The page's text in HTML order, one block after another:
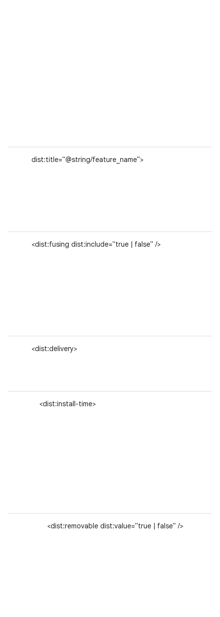
dist:title="@string/feature_name">
<dist:fusing dist:include="true | false" />
<dist:delivery>
<dist:install-time>
<dist:removable dist:value="true | false" />